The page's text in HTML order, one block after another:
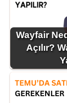
Wayfair
Açılır?